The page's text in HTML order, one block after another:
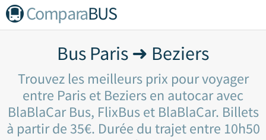
ComparaBUS
Bus Paris ➜ Beziers
Trouvez les meilleurs prix pour voyager
entre Paris et Beziers en autocar avec
BlaBlaCar Bus, FlixBus et BlaBlaCar. Billets
à partir de 35€. Durée du trajet entre 10h50